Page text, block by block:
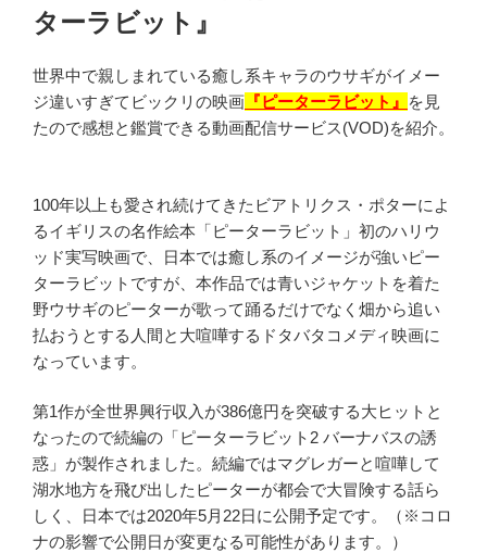
ターラビット』
世界中で親しまれている癒し系キャラのウサギがイメー
ジ違いすぎてビックリの映画 『ピーターラビット』 を見
たので感想と鑑賞できる動画配信サービス(VOD)を紹介。
100年以上も愛され続けてきたビアトリクス・ポターによ
るイギリスの名作絵本「ピーターラビット」初のハリウ
ッド実写映画で、日本では癒し系のイメージが強いピー
ターラビットですが、本作品では青いジャケットを着た
野ウサギのピーターが歌って踊るだけでなく畑から追い
払おうとする人間と大喧嘩するドタバタコメディ映画に
なっています。
第1作が全世界興行収入が386億円を突破する大ヒットと
なったので続編の「ピーターラビット2 バーナバスの誘
惑」が製作されました。続編ではマグレガーと喧嘩して
湖水地方を飛び出したピーターが都会で大冒険する話ら
しく、日本では2020年5月22日に公開予定です。（※コロ
ナの影響で公開日が変更なる可能性があります。）